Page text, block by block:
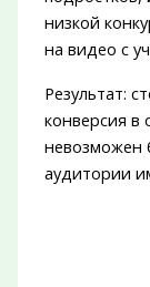
низкой
на видео с
Результат:
конверсия в
невозможен
аудитории